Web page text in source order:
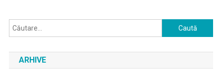
Caută
după:
ARHIVE